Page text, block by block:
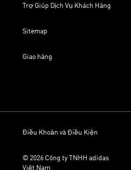
Trợ Giúp Dịch Vụ Khách Hàng
Sitemap
Giao hàng
Điều Khoản và Điều Kiện
© 2026 Công ty TNHH adidas
Việt Nam